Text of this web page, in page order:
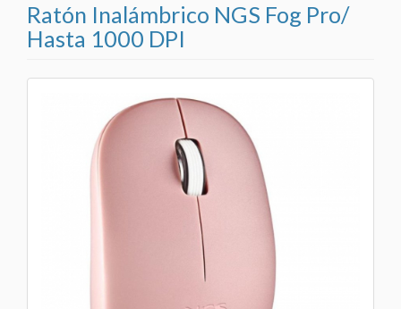
Ratón Inalámbrico NGS Fog Pro/
Hasta 1000 DPI